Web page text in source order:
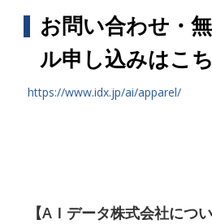
お問い合わせ・
ル申し込みはこ
https://www.idx.jp/ai/apparel/
【AＩデータ株式会社につ